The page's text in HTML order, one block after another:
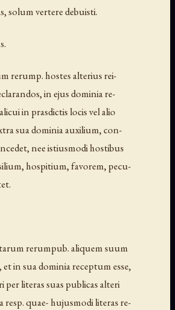
solum vertere debuisti.
rerump. hostes alterius rei-
in ejus dominia re-
in prasdictis locis vel alio
sua dominia auxilium, con-
nee istiusmodi hostibus
hospitium, favorem, pecu-
rerumpub. aliquem suum
et in sua dominia receptum esse,
per literas suas publicas alteri
quae- hujusmodi literas re-